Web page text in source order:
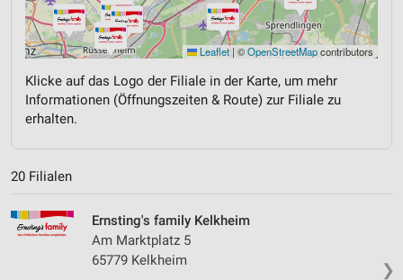
Leaflet | ©OpenStreetMapcontributors
Klicke auf das Logo der Filiale in der Karte, um mehr
Informationen (Öffnungszeiten & Route) zur Filiale zu
erhalten.
20 Filialen
❯
Ernsting's family Kelkheim
Am Marktplatz 5
65779 Kelkheim